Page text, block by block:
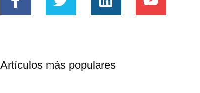
Artículos más populares